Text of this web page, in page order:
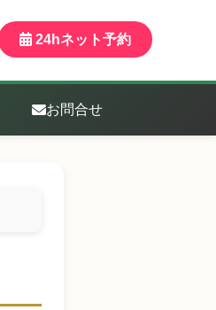
24hネット予約
お問合せ